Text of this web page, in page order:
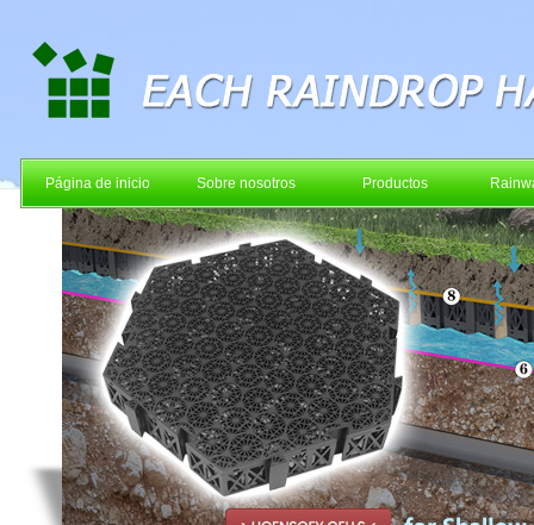
Página de inicio Sobre nosotros Productos